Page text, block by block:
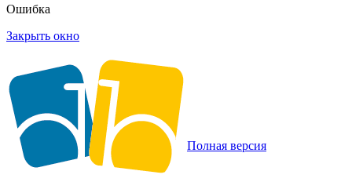
Ошибка
Закрыть окно
Полная версия